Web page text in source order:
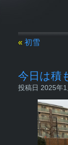
« 初雪
今日は積
投稿日 2025年